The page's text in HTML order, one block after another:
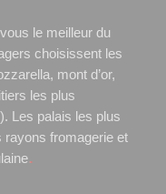
le meilleur du
choisissent les
mont d’or,
les plus
Les palais les plus
rayons fromagerie et
.